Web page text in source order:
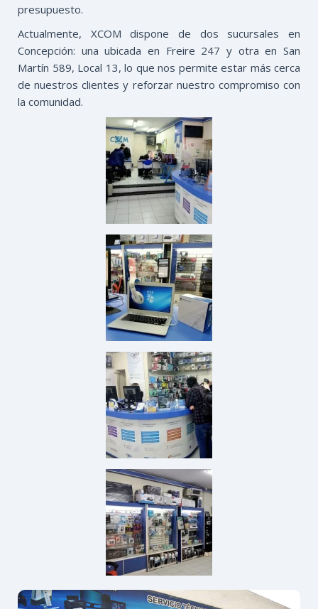
presupuesto.
Actualmente, XCOM dispone de dos sucursales en
Concepción: una ubicada en Freire 247 y otra en San
Martín 589, Local 13, lo que nos permite estar más cerca
de nuestros clientes y reforzar nuestro compromiso con
la comunidad.